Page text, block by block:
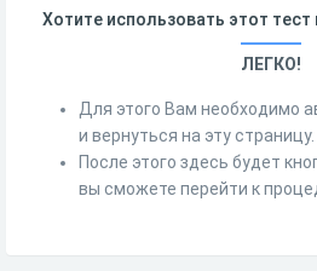
Хотите использовать этот
ЛЕГКО!
Для этого Вам необходимо
и вернуться на эту страницу.
После этого здесь будет
вы сможете перейти к